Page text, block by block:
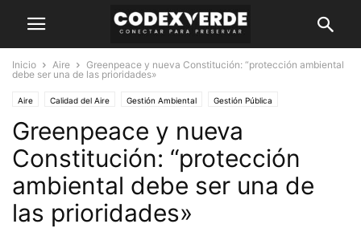
Inicio Aire
Greenpeace y nueva Constitución: “protección ambiental
debe ser una de las prioridades»
Aire Calidad del Aire Gestión Ambiental Gestión Pública
Greenpeace y nueva
Constitución: “protección
ambiental debe ser una de
las prioridades»